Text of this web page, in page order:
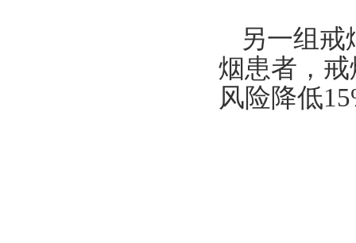
另一组
烟患者，
风险降低